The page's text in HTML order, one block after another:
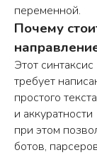
переменной.
Почему
Этот
требует
простого
и
при этом
ботов,